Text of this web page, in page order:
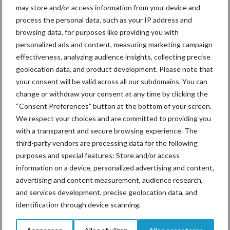
may store and/or access information from your device and
process the personal data, such as your IP address and
browsing data, for purposes like providing you with
personalized ads and content, measuring marketing campaign
effectiveness, analyzing audience insights, collecting precise
geolocation data, and product development. Please note that
your consent will be valid across all our subdomains. You can
change or withdraw your consent at any time by clicking the
“Consent Preferences” button at the bottom of your screen.
We respect your choices and are committed to providing you
with a transparent and secure browsing experience. The
third-party vendors are processing data for the following
purposes and special features: Store and/or access
information on a device, personalized advertising and content,
advertising and content measurement, audience research,
and services development, precise geolocation data, and
identification through device scanning.
“Investeren in optimaal gebruik van dierlijke mest is niet alleen
een agronomisch voordeel; het is ook een stap richting een
duurzamere en veerkrachtigere landbouw. Door deze praktijken
te integreren, kunnen boeren niet alleen voldoen aan de
behoeften van hun bedrijf, maar ook bijdragen aan de
bescherming van het milieu”, besluit Sudraud.
Tekst en beeld: Antoine Van Houtte
Aanbevolen voor jou!
Grondstoffenmarkt blijft
grillig: droogte en
geopolitiek houden handel